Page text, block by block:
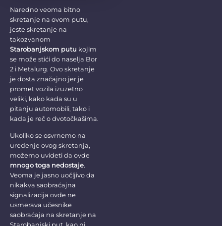
Naredno veoma bitno
skretanje na ovom putu,
jeste skretanje na
takozvanom
Starobanjskom putu kojim
se može stići do naselja Bor
2 i Metalurg. Ovo skretanje
je dosta značajno jer je
promet vozila izuzetno
veliki, kako kada su u
pitanju automobili, tako i
kada je reč o dvotočkašima.
Ukoliko se osvrnemo na
uređenje ovog skretanja,
možemo uvideti da ovde
mnogo toga nedostaje.
Veoma je jasno uočljivo da
nikakva saobraćajna
signalizacija ovde ne
usmerava učesnike
saobraćaja na skretanje na